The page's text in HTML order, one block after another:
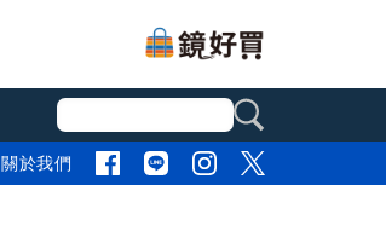
關於我們